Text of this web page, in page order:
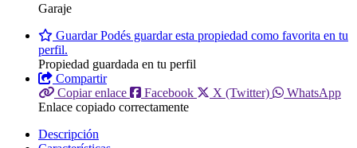
Garaje
GuardarPodés guardar esta propiedad como favorita en tu
perfil.
Propiedad guardada en tu perfil
Compartir
Copiar enlace
Facebook X (Twitter)
WhatsApp
Enlace copiado correctamente
Descripción